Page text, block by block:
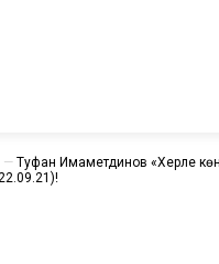
— Туфан Имаметдинов «Хәерле